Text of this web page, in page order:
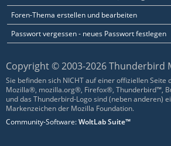
Foren-Thema erstellen und bearbeiten
Passwort vergessen - neues Passwort festlegen
Copyright © 2003-2026 Thunderbird
Sie befinden sich NICHT auf einer offiziellen Seite
Mozilla®, mozilla.org®, Firefox®, Thunderbird™,
und das Thunderbird-Logo sind (neben anderen)
Markenzeichen der Mozilla Foundation.
Community-Software:WoltLab Suite™